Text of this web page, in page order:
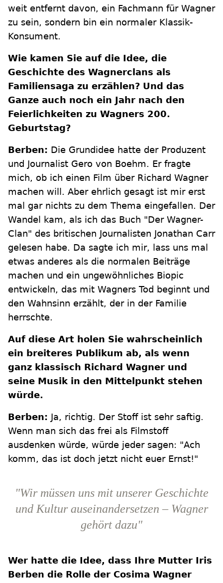
weit entfernt davon, ein Fachmann für Wagner
zu sein, sondern bin ein normaler Klassik-
Konsument.
Wie kamen Sie auf die Idee, die
Geschichte des Wagnerclans als
Familiensaga zu erzählen? Und das
Ganze auch noch ein Jahr nach den
Feierlichkeiten zu Wagners 200.
Geburtstag?
Berben: Die Grundidee hatte der Produzent
und Journalist Gero von Boehm. Er fragte
mich, ob ich einen Film über Richard Wagner
machen will. Aber ehrlich gesagt ist mir erst
mal gar nichts zu dem Thema eingefallen. Der
Wandel kam, als ich das Buch "Der Wagner-
Clan" des britischen Journalisten Jonathan Carr
gelesen habe. Da sagte ich mir, lass uns mal
etwas anderes als die normalen Beiträge
machen und ein ungewöhnliches Biopic
entwickeln, das mit Wagners Tod beginnt und
den Wahnsinn erzählt, der in der Familie
herrschte.
Auf diese Art holen Sie wahrscheinlich
ein breiteres Publikum ab, als wenn
ganz klassisch Richard Wagner und
seine Musik in den Mittelpunkt stehen
würde.
Berben: Ja, richtig. Der Stoff ist sehr saftig.
Wenn man sich das frei als Filmstoff
ausdenken würde, würde jeder sagen: "Ach
komm, das ist doch jetzt nicht euer Ernst!"
"Wir müssen uns mit unserer Geschichte
und Kultur auseinandersetzen – Wagner
gehört dazu"
Wer hatte die Idee, dass Ihre Mutter Iris
Berben die Rolle der Cosima Wagner